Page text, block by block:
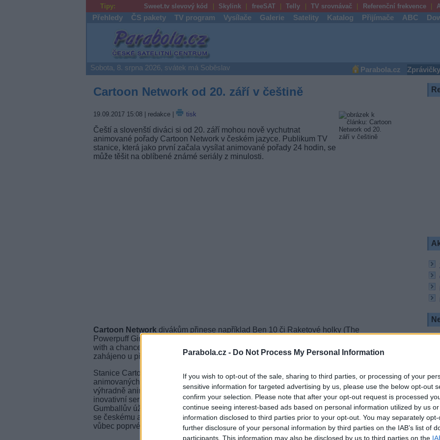
Parabola.cz - Do Not Process My Personal Information
If you wish to opt-out of the sale, sharing to third parties, or processing of your
sensitive information for targeted advertising by us, please use the below opt-out
confirm your selection. Please note that after your opt-out request is processed
continue seeing interest-based ads based on personal information utilized by us
information disclosed to third parties prior to your opt-out. You may separately
further disclosure of your personal information by third parties on the IAB’s list of
participants. This information may also be disclosed by us to third parties on the
Tipy: Sweet.tv slevový kód Skylink freeSAT Telly TV srovnávač Referenční frekvence
Přehledy ČS pakety TV program Vysílače Galerie Satelity Katalog Přijímače ABC
Parabola.cz
Sobota, 8. srpna 2026, svátek má Soběslav Parabola.cz Zprávičky
Cartoon Network od 20. září v češtině
19.09.2017 15:08| redakce | tisk
Čeští a slovenští diváci si od 20. září mohou nově vychutnat
animované pořady Cartoon Network v českém jazyce. Publikum TV
stanice, která jako první začala vysílat animované pořady 24 hodin, se
může těšit na oblíbené známé seriály z minulosti.
Cartoon Network divákům přinese například Ben 10 či Raketové holky (The
Powerpuff Girls), ale i na zcela nové programy jako Zataženo, občas trakaře (Cloudy
with a chance of meatballs). Lokalizované vysílání kanálu Cartoon Network bude
zahájeno u příležitosti celosvětového 25. výročí.
Stanice Cartoon Network zahájila provoz 1. října 1992 a změnila tím vnímání
animovaných pořadů, jak je lidé doposud znali. Jako první totiž celodenně vysílala
výhradně animovaný obsah. Po celé roky pokračovala ve své tradici a přinášela
inovativní seriály jako Čas na dobrodružství (Adventure Time), Steven Universe nebo
Gumballův úžasný svět (The Amazing World of Gumball). Nyní, přesně o 25 let později,
se českému a slovenskému publiku představují klasické animované postavičky, které
vůbec poprvé v historii mluví českým jazykem.